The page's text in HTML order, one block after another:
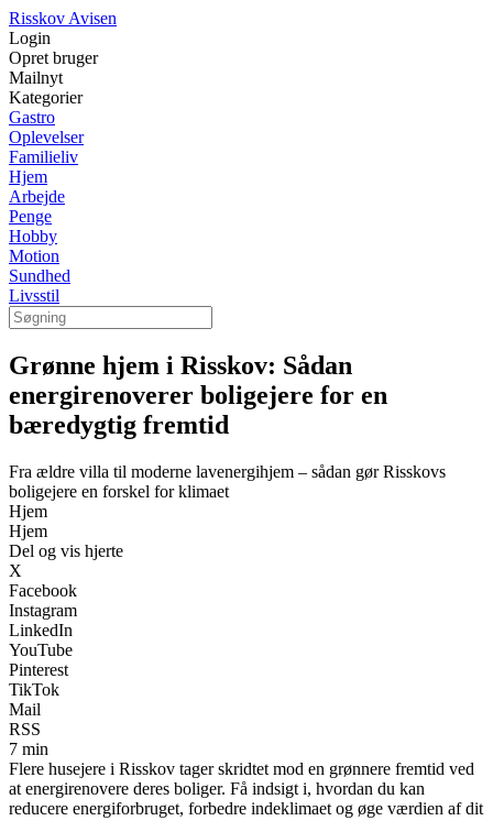
Risskov Avisen
Login
Opret bruger
Mailnyt
Kategorier
Gastro
Oplevelser
Familieliv
Hjem
Arbejde
Penge
Hobby
Motion
Sundhed
Livsstil
Grønne hjem i Risskov: Sådan
energirenoverer boligejere for en
bæredygtig fremtid
Fra ældre villa til moderne lavenergihjem – sådan gør Risskovs
boligejere en forskel for klimaet
Hjem
Hjem
Del og vis hjerte
X
Facebook
Instagram
LinkedIn
YouTube
Pinterest
TikTok
Mail
RSS
7 min
Flere husejere i Risskov tager skridtet mod en grønnere fremtid ved
at energirenovere deres boliger. Få indsigt i, hvordan du kan
reducere energiforbruget, forbedre indeklimaet og øge værdien af dit